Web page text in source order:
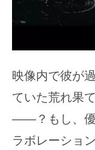
映像内で彼が
ていた荒れ果
――？もし、優
ラボレーショ